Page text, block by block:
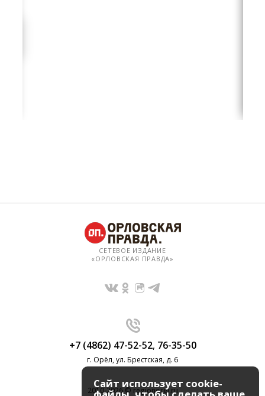
СЕТЕВОЕ ИЗДАНИЕ
«ОРЛОВСКАЯ ПРАВДА»
+7 (4862) 47-52-52, 76-35-50
г. Орёл, ул. Брестская, д. 6
2010-2026 © regionorel.ru
Сайт использует cookie-